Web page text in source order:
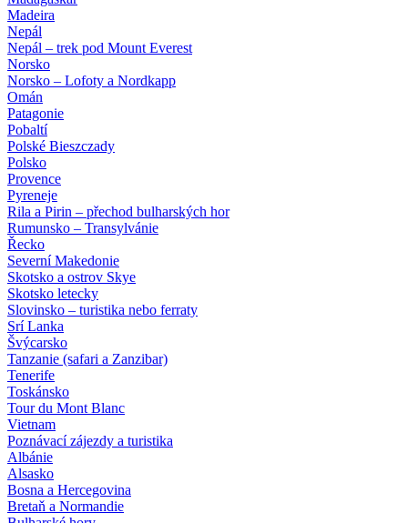
Madeira
Nepál
Nepál – trek pod Mount Everest
Norsko
Norsko – Lofoty a Nordkapp
Omán
Patagonie
Pobaltí
Polské Bieszczady
Polsko
Provence
Pyreneje
Rila a Pirin – přechod bulharských hor
Rumunsko – Transylvánie
Řecko
Severní Makedonie
Skotsko a ostrov Skye
Skotsko letecky
Slovinsko – turistika nebo ferraty
Srí Lanka
Švýcarsko
Tanzanie (safari a Zanzibar)
Tenerife
Toskánsko
Tour du Mont Blanc
Vietnam
Poznávací zájezdy a turistika
Albánie
Alsasko
Bosna a Hercegovina
Bretaň a Normandie